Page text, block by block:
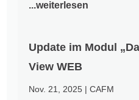
...weiterlesen
Update im Modul
View WEB
Nov. 21, 2025 |CAFM